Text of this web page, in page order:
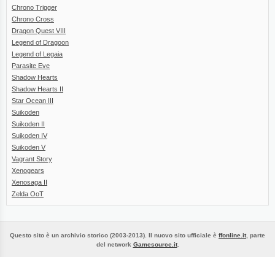
Chrono Trigger
Chrono Cross
Dragon Quest VIII
Legend of Dragoon
Legend of Legaia
Parasite Eve
Shadow Hearts
Shadow Hearts II
Star Ocean III
Suikoden
Suikoden II
Suikoden IV
Suikoden V
Vagrant Story
Xenogears
Xenosaga II
Zelda OoT
Questo sito è un archivio storico (2003-2013). Il nuovo sito ufficiale è ffonline.it, parte
del network Gamesource.it.